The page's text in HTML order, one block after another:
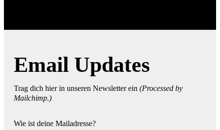
Email Updates
Trag dich hier in unseren Newsletter ein (Processed by
Mailchimp.)
Wie ist deine Mailadresse?